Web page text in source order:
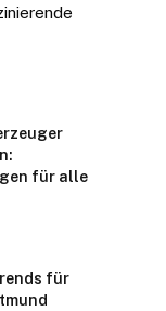
für alle
für